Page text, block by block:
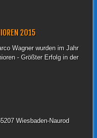
2015
Wagner wurden im Jahr
- Größter Erfolg in der
Wiesbaden-Naurod